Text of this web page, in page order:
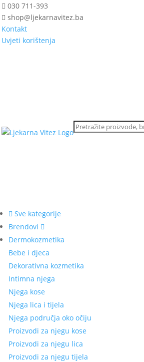
030 711-393
shop@ljekarnavitez.ba
Kontakt
Uvjeti korištenja
Sve kategorije
Brendovi
Dermokozmetika
Bebe i djeca
Dekorativna kozmetika
Intimna njega
Njega kose
Njega lica i tijela
Njega područja oko očiju
Proizvodi za njegu kose
Proizvodi za njegu lica
Proizvodi za njegu tijela